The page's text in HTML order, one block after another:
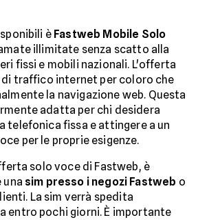
è Fastweb Mobile Solo
illimitate senza scatto alla
fissi e mobili nazionali. L'offerta
di traffico internet per coloro che
la navigazione web. Questa
adatta per chi desidera
telefonica fissa e attingere a un
per le proprie esigenze.
solo voce di Fastweb, è
una sim presso i negozi Fastweb o
La sim verrà spedita
entro pochi giorni. È importante